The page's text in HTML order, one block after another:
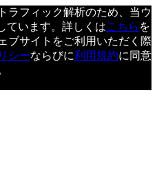
ラフィック解析のため、当ウ
ています。詳しくはこちら を
ブサイトをご利用いただく際
シーならびに利用規約に同意